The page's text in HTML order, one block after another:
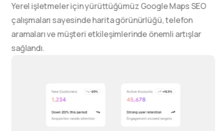
Yerel işletmeler için yürüttüğümüz Google Maps SEO
çalışmaları sayesinde harita görünürlüğü, telefon
aramaları ve müşteri etkileşimlerinde önemli artışlar
sağlandı.